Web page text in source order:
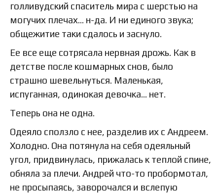
голливудский спаситель мира с шерстью на
могучих плечах… н-да. И ни единого звука;
общежитие таки сдалось и заснуло.
Ее все еще сотрясала нервная дрожь. Как в
детстве после кошмарных снов, было
страшно шевельнуться. Маленькая,
испуганная, одинокая девочка… нет.
Теперь она не одна.
Одеяло сползло с нее, разделив их с Андреем.
Холодно. Она потянула на себя одеяльный
угол, придвинулась, прижалась к теплой спине,
обняла за плечи. Андрей что-то пробормотал,
не просыпаясь, заворочался и вслепую